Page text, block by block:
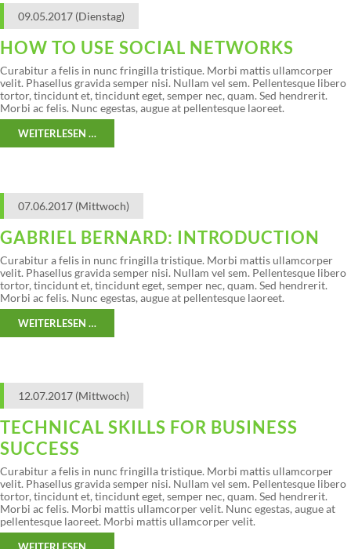
09.05.2017 (Dienstag)
HOW TO USE SOCIAL NETWORKS
Curabitur a felis in nunc fringilla tristique. Morbi mattis ullamcorper
velit. Phasellus gravida semper nisi. Nullam vel sem. Pellentesque libero
tortor, tincidunt et, tincidunt eget, semper nec, quam. Sed hendrerit.
Morbi ac felis. Nunc egestas, augue at pellentesque laoreet.
WEITERLESEN …
07.06.2017 (Mittwoch)
GABRIEL BERNARD: INTRODUCTION
Curabitur a felis in nunc fringilla tristique. Morbi mattis ullamcorper
velit. Phasellus gravida semper nisi. Nullam vel sem. Pellentesque libero
tortor, tincidunt et, tincidunt eget, semper nec, quam. Sed hendrerit.
Morbi ac felis. Nunc egestas, augue at pellentesque laoreet.
WEITERLESEN …
12.07.2017 (Mittwoch)
TECHNICAL SKILLS FOR BUSINESS
SUCCESS
Curabitur a felis in nunc fringilla tristique. Morbi mattis ullamcorper
velit. Phasellus gravida semper nisi. Nullam vel sem. Pellentesque libero
tortor, tincidunt et, tincidunt eget, semper nec, quam. Sed hendrerit.
Morbi ac felis. Morbi mattis ullamcorper velit. Nunc egestas, augue at
pellentesque laoreet. Morbi mattis ullamcorper velit.